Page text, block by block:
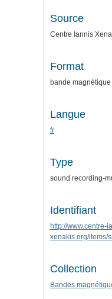
Source
Centre Iannis
Format
bande
Langue
fr
Type
sound recording-
Identifiant
http://www.centre-
xenakis.org/items/
Collection
Bandes